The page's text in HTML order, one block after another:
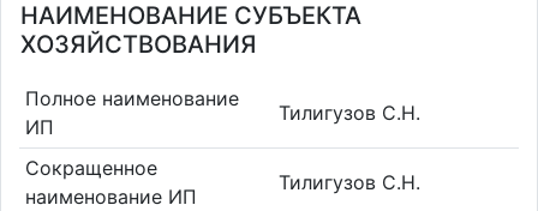
НАИМЕНОВАНИЕ СУБЪЕКТА
ХОЗЯЙСТВОВАНИЯ
Полное наименование
ИП
Тилигузов С.Н.
Сокращенное
наименование ИП
Тилигузов С.Н.